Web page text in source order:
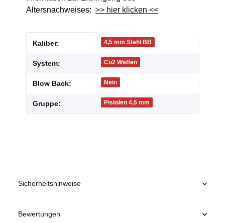
Altersnachweises: >> hier klicken <<
Produkteigenschaft
Wert
Kaliber: 4,5 mm Stahl BB
System: Co2 Waffen
Blow Back: Nein
Gruppe: Pistolen 4,5 mm
Sicherheitshinweise
Bewertungen